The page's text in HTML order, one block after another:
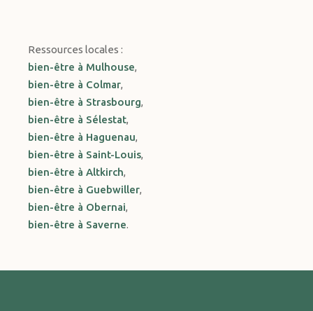
Ressources locales :
bien-être à Mulhouse,
bien-être à Colmar,
bien-être à Strasbourg,
bien-être à Sélestat,
bien-être à Haguenau,
bien-être à Saint-Louis,
bien-être à Altkirch,
bien-être à Guebwiller,
bien-être à Obernai,
bien-être à Saverne.